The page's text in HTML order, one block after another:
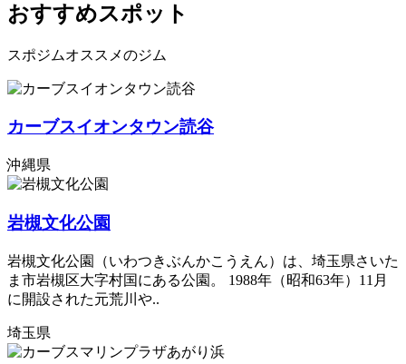
おすすめスポット
スポジムオススメのジム
カーブスイオンタウン読谷
沖縄県
岩槻文化公園
岩槻文化公園（いわつきぶんかこうえん）は、埼玉県さいた
ま市岩槻区大字村国にある公園。 1988年（昭和63年）11月
に開設された元荒川や..
埼玉県